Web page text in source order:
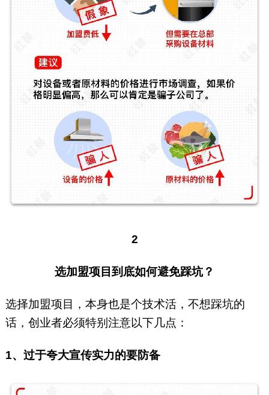
2
选加盟项目到底如何避免踩坑？
选择加盟项目，本身也是个技术活，不想踩坑的
话，创业者必须特别注意以下几点：
1、过于夸大宣传实力的要防备